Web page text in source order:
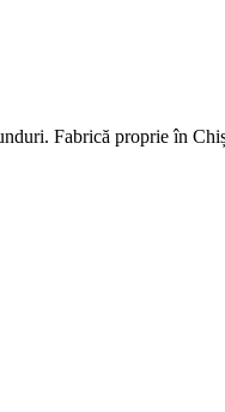
Fabrică proprie în